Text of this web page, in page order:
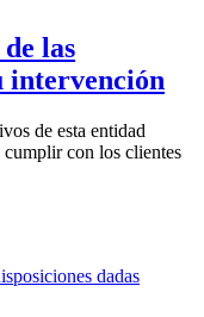
las
intervención
de esta entidad
cumplir con los clientes